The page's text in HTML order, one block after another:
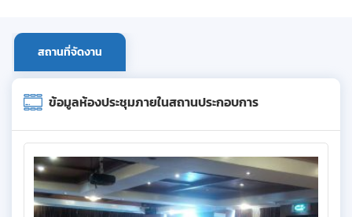
สถานที่จัดงาน
ข้อมูลห้องประชุมภายในสถานประกอบการ